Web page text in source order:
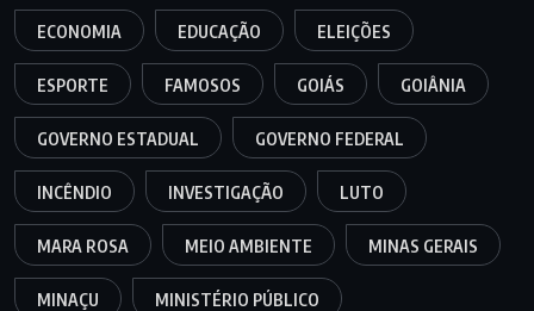
ECONOMIA EDUCAÇÃO ELEIÇÕES
ESPORTE FAMOSOS GOIÁS GOIÂNIA
GOVERNO ESTADUAL GOVERNO FEDERAL
INCÊNDIO INVESTIGAÇÃO LUTO
MARA ROSA MEIO AMBIENTE MINAS GERAIS
MINAÇU MINISTÉRIO PÚBLICO